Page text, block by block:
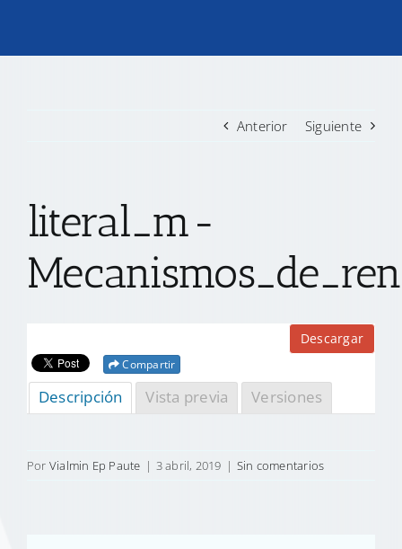
TRANSPARENCIA
CONTACTO
Anterior Siguiente
literal_m-
Descargar
Compartir
Descripción Vista previa Versiones
Por Vialmin Ep Paute | 3 abril, 2019 | Sin comentarios